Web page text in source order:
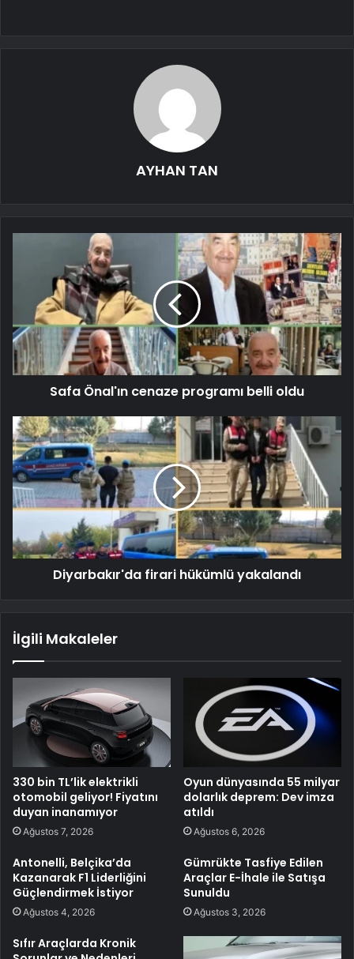
AYHAN TAN
Safa Önal'ın cenaze programı belli oldu
Diyarbakır'da firari hükümlü yakalandı
İlgili Makaleler
330 bin TL’lik elektrikli
otomobil geliyor! Fiyatını
duyan inanamıyor
Ağustos 7, 2026
Oyun dünyasında 55 milyar
dolarlık deprem: Dev imza
atıldı
Ağustos 6, 2026
Antonelli, Belçika’da
Kazanarak F1 Liderliğini
Güçlendirmek İstiyor
Ağustos 4, 2026
Gümrükte Tasfiye Edilen
Araçlar E-İhale ile Satışa
Sunuldu
Ağustos 3, 2026
Sıfır Araçlarda Kronik